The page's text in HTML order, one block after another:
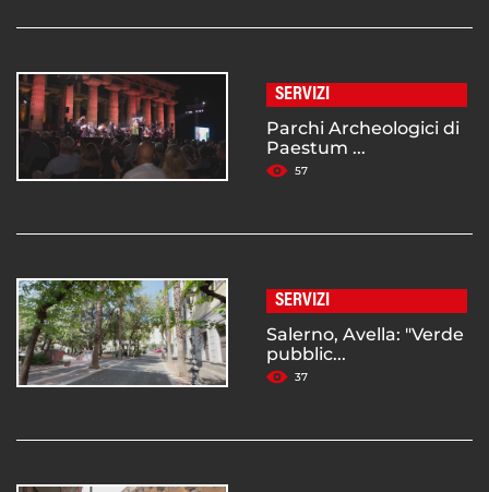
SERVIZI
Parchi Archeologici di
Paestum ...
57
SERVIZI
Salerno, Avella: "Verde
pubblic...
37